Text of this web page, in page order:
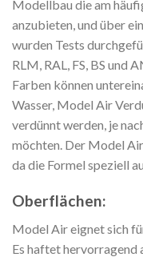
Modellbau die am
anzubieten, und über
wurden Tests
RLM, RAL, FS, BS und
Farben können
Wasser, Model Air
verdünnt werden, je
möchten. Der Model
da die Formel speziell
Oberflächen:
Model Air eignet sich
Es haftet